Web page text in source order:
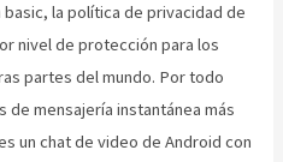
basic, la política de privacidad de
nivel de protección para los
partes del mundo. Por todo
de mensajería instantánea más
un chat de video de Android con